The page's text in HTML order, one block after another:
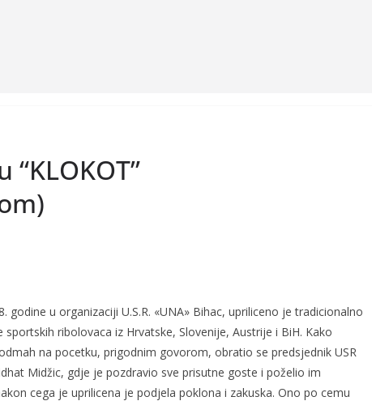
godine u organizaciji U.S.R. «UNA» Bihac, upriliceno je tradicionalno
sportskih ribolovaca iz Hrvatske, Slovenije, Austrije i BiH. Kako
na pocetku, prigodnim govorom, obratio se predsjednik USR
Midžic, gdje je pozdravio sve prisutne goste i poželio im
cega je uprilicena je podjela poklona i zakuska. Ono po cemu